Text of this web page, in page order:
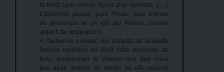
la forêt sans même l'once d'un remords. (…)
L'automne passa, puis l'hiver, puis encore
un printemps et un été qui filèrent comme
autant de respirations.
A l'automne suivant, les enfants de la vieille
femme revinrent en forêt faire provision de
bois, empruntant le chemin que leur mère
leur avait montré du temps où elle pouvait